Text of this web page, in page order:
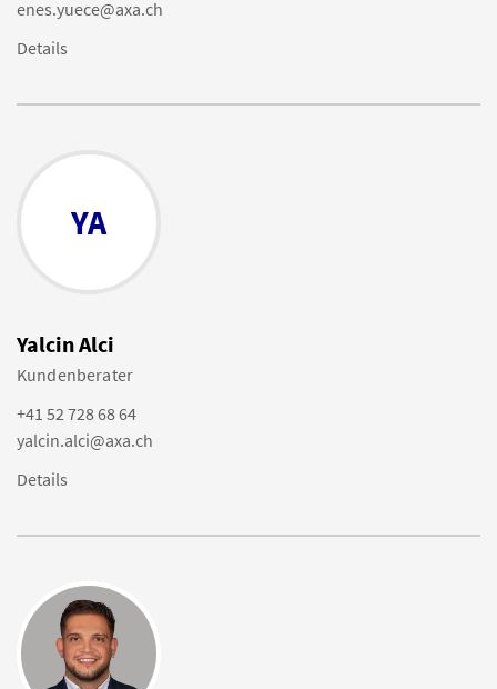
enes.yuece@axa.ch
Details
YA
Yalcin Alci
Kundenberater
+41 52 728 68 64
yalcin.alci@axa.ch
Details